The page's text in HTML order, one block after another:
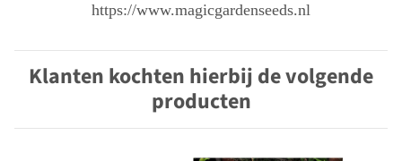
https://www.magicgardenseeds.nl
Klanten kochten hierbij de volgende
producten